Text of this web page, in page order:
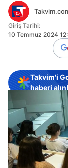
Giriş Tarihi:
10 Temmuz 2024
Takvim'i
haberi alın!